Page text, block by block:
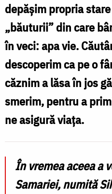
din
Lumina
cea
adevărată
/
Foto:
Ștefan
depășim propria
„băuturii” din care
în veci: apa vie.
descoperim ca pe o
căznim a lăsa în jos
smerim, pentru a
ne asigură viața.
În vremea aceea a
Samariei, numită